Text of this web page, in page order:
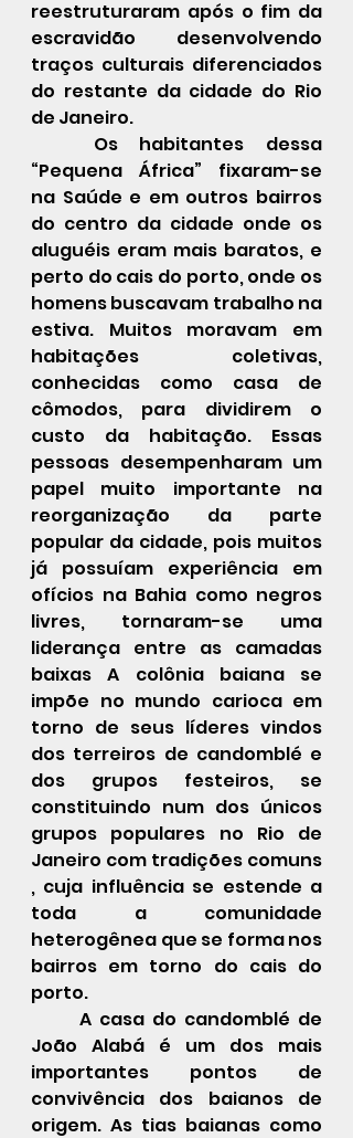
reestruturaram após o fim da
escravidão desenvolvendo
traços culturais diferenciados
do restante da cidade do Rio
de Janeiro.
Os habitantes dessa
“Pequena África” fixaram-se
na Saúde e em outros bairros
do centro da cidade onde os
aluguéis eram mais baratos, e
perto do cais do porto, onde os
homens buscavam trabalho na
estiva. Muitos moravam em
habitações coletivas,
conhecidas como casa de
cômodos, para dividirem o
custo da habitação. Essas
pessoas desempenharam um
papel muito importante na
reorganização da parte
popular da cidade, pois muitos
já possuíam experiência em
ofícios na Bahia como negros
livres, tornaram-se uma
liderança entre as camadas
baixas A colônia baiana se
impõe no mundo carioca em
torno de seus líderes vindos
dos terreiros de candomblé e
dos grupos festeiros, se
constituindo num dos únicos
grupos populares no Rio de
Janeiro com tradições comuns
, cuja influência se estende a
toda a comunidade
heterogênea que se forma nos
bairros em torno do cais do
porto.
João Alabá é um dos mais
importantes pontos de
convivência dos baianos de